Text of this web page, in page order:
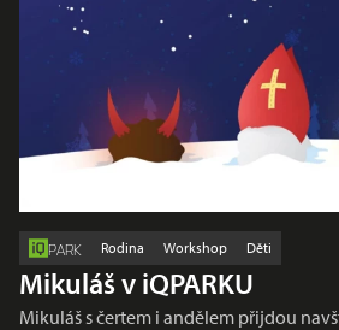
PARK Rodina Workshop Děti
Mikuláš v iQPARKU
Mikuláš s čertem i andělem přijdou